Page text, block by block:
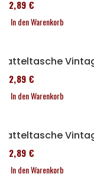
152,89 €
In den Warenkorb
Satteltasche
152,89 €
In den Warenkorb
Satteltasche
152,89 €
In den Warenkorb